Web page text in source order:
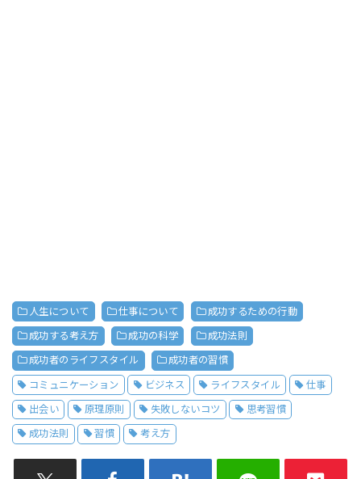
人生について 仕事について 成功するための行動
成功する考え方 成功の科学 成功法則
成功者のライフスタイル 成功者の習慣
コミュニケーション ビジネス ライフスタイル 仕事
出会い 原理原則 失敗しないコツ 思考習慣
成功法則 習慣 考え方